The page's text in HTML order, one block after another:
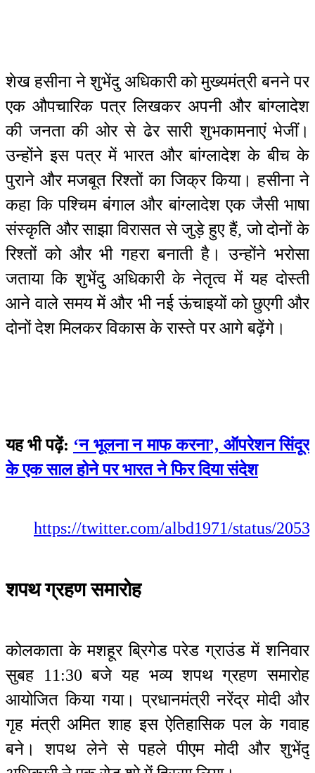
शेख हसीना ने शुभेंदु अधिकारी को मुख्यमंत्री बनने पर
एक औपचारिक पत्र लिखकर अपनी और बांग्लादेश
की जनता की ओर से ढेर सारी शुभकामनाएं भेजीं।
उन्होंने इस पत्र में भारत और बांग्लादेश के बीच के
पुराने और मजबूत रिश्तों का जिक्र किया। हसीना ने
कहा कि पश्चिम बंगाल और बांग्लादेश एक जैसी भाषा
संस्कृति और साझा विरासत से जुड़े हुए हैं, जो दोनों के
रिश्तों को और भी गहरा बनाती है। उन्होंने भरोसा
जताया कि शुभेंदु अधिकारी के नेतृत्व में यह दोस्ती
आने वाले समय में और भी नई ऊंचाइयों को छुएगी और
दोनों देश मिलकर विकास के रास्ते पर आगे बढ़ेंगे।
यह भी पढ़ें: ‘न भूलना न माफ करना’, ऑपरेशन सिंदूर
के एक साल होने पर भारत ने फिर दिया संदेश
https://twitter.com/albd1971/status/
शपथ ग्रहण समारोह
कोलकाता के मशहूर ब्रिगेड परेड ग्राउंड में शनिवार
सुबह 11:30 बजे यह भव्य शपथ ग्रहण समारोह
आयोजित किया गया। प्रधानमंत्री नरेंद्र मोदी और
गृह मंत्री अमित शाह इस ऐतिहासिक पल के गवाह
बने। शपथ लेने से पहले पीएम मोदी और शुभेंदु